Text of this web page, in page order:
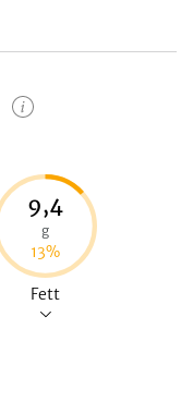
9,4
g
13%
Fett